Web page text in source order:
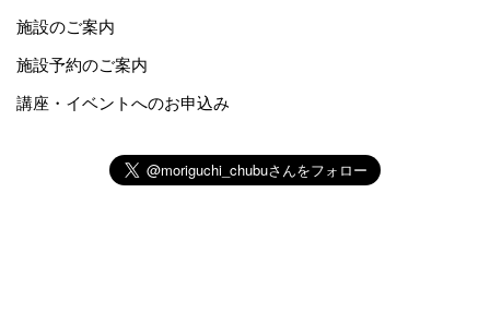
施設のご案内
施設予約のご案内
講座・イベントへのお申込み